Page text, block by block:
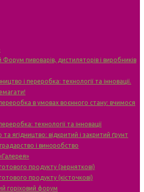
пивоварів, дистиляторів і виробників
і переробка: технології та інновації.
в умовах воєнного стану: вчимося
технології та інновації
ягідництво: відкритий і закритий ґрунт
і виноробство
продукту (зерняткові)
продукту (кісточкові)
горіховий форум